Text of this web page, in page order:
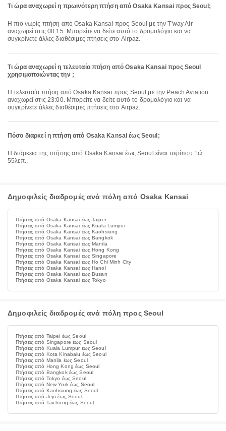
Τι ώρα αναχωρεί η πρωινότερη πτήση από Osaka Kansai προς Seoul;
Η πιο νωρίς πτήση από Osaka Kansai προς Seoul με την T'way Air
αναχωρεί στις 00:15. Μπορείτε να δείτε αυτό το δρομολόγιο και να
συγκρίνετε άλλες διαθέσιμες πτήσεις στο Airpaz.
Τι ώρα αναχωρεί η τελευταία πτήση από Osaka Kansai προς Seoul
χρησιμοποιώντας την ;
Η τελευταία πτήση από Osaka Kansai προς Seoul με την Peach Aviation
αναχωρεί στις 23:00. Μπορείτε να δείτε αυτό το δρομολόγιο και να
συγκρίνετε άλλες διαθέσιμες πτήσεις στο Airpaz.
Πόσο διαρκεί η πτήση από Osaka Kansai έως Seoul;
Η διάρκεια της πτήσης από Osaka Kansai έως Seoul είναι περίπου 1ώ
55λεπ..
Δημοφιλείς διαδρομές ανά πόλη από Osaka Kansai
Πτήσεις από Osaka Kansai έως Taipei
Πτήσεις από Osaka Kansai έως Kuala Lumpur
Πτήσεις από Osaka Kansai έως Kaohsiung
Πτήσεις από Osaka Kansai έως Bangkok
Πτήσεις από Osaka Kansai έως Manila
Πτήσεις από Osaka Kansai έως Hong Kong
Πτήσεις από Osaka Kansai έως Singapore
Πτήσεις από Osaka Kansai έως Ho Chi Minh City
Πτήσεις από Osaka Kansai έως Hanoi
Πτήσεις από Osaka Kansai έως Busan
Πτήσεις από Osaka Kansai έως Tokyo
Δημοφιλείς διαδρομές ανά πόλη προς Seoul
Πτήσεις από Taipei έως Seoul
Πτήσεις από Singapore έως Seoul
Πτήσεις από Kuala Lumpur έως Seoul
Πτήσεις από Kota Kinabalu έως Seoul
Πτήσεις από Manila έως Seoul
Πτήσεις από Hong Kong έως Seoul
Πτήσεις από Bangkok έως Seoul
Πτήσεις από Tokyo έως Seoul
Πτήσεις από New York έως Seoul
Πτήσεις από Kaohsiung έως Seoul
Πτήσεις από Jeju έως Seoul
Πτήσεις από Taichung έως Seoul